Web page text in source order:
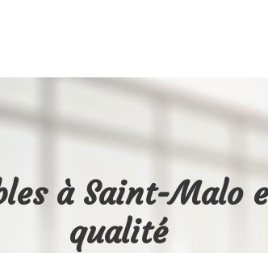
à Saint-Malo
qualité